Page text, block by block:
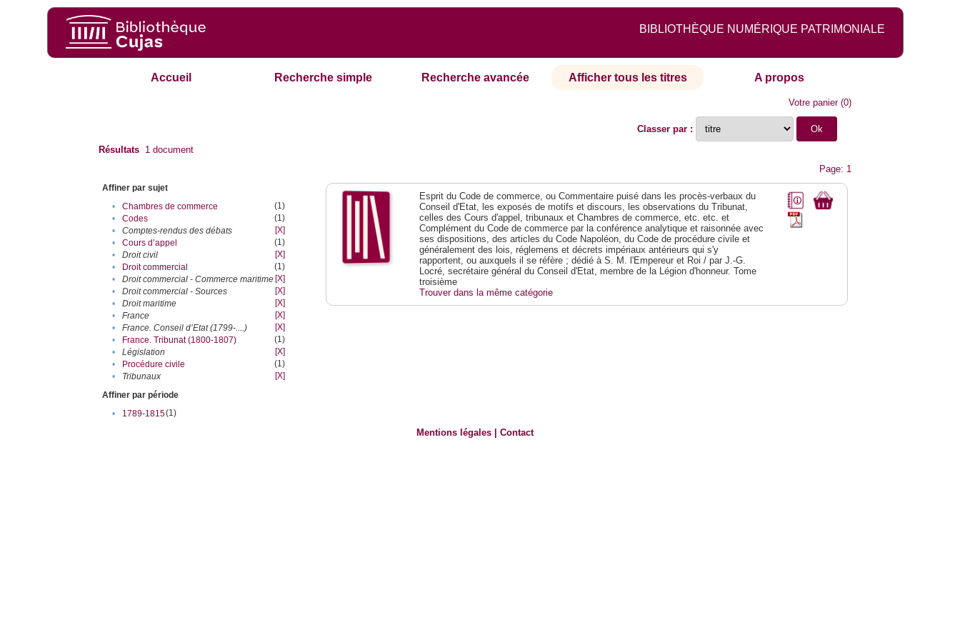
BIBLIOTHÈQUE NUMÉRIQUE PATRIMONIALE
Accueil Recherche simple Recherche avancée Afficher tous les titres A propos
Votre panier(0)
Classer par :
Résultats 1 document
Page: 1
Affiner par sujet
•
Chambres de commerce
(1)
•
Codes
(1)
•
Comptes-rendus des débats
[X]
•
Cours d’appel
(1)
•
Droit civil
[X]
•
Droit commercial
(1)
•
Droit commercial - Commerce maritime [X]
•
Droit commercial - Sources
[X]
•
Droit maritime
[X]
•
France
[X]
•
France. Conseil d’Etat (1799-....)
[X]
•
France. Tribunat (1800-1807)
(1)
•
Législation
[X]
•
Procédure civile
(1)
•
Tribunaux
[X]
Affiner par période
•
1789-1815(1)
Esprit du Code de commerce, ou Commentaire puisé dans les procès-verbaux du
Conseil d'Etat, les exposés de motifs et discours, les observations du Tribunat,
celles des Cours d'appel, tribunaux et Chambres de commerce, etc. etc. et
Complément du Code de commerce par la conférence analytique et raisonnée avec
ses dispositions, des articles du Code Napoléon, du Code de procédure civile et
généralement des lois, réglemens et décrets impériaux antérieurs qui s'y
rapportent, ou auxquels il se réfère ; dédié à S. M. l'Empereur et Roi / par J.-G.
Locré, secrétaire général du Conseil d'Etat, membre de la Légion d'honneur. Tome
troisième
Trouver dans la même catégorie
Mentions légales |Contact